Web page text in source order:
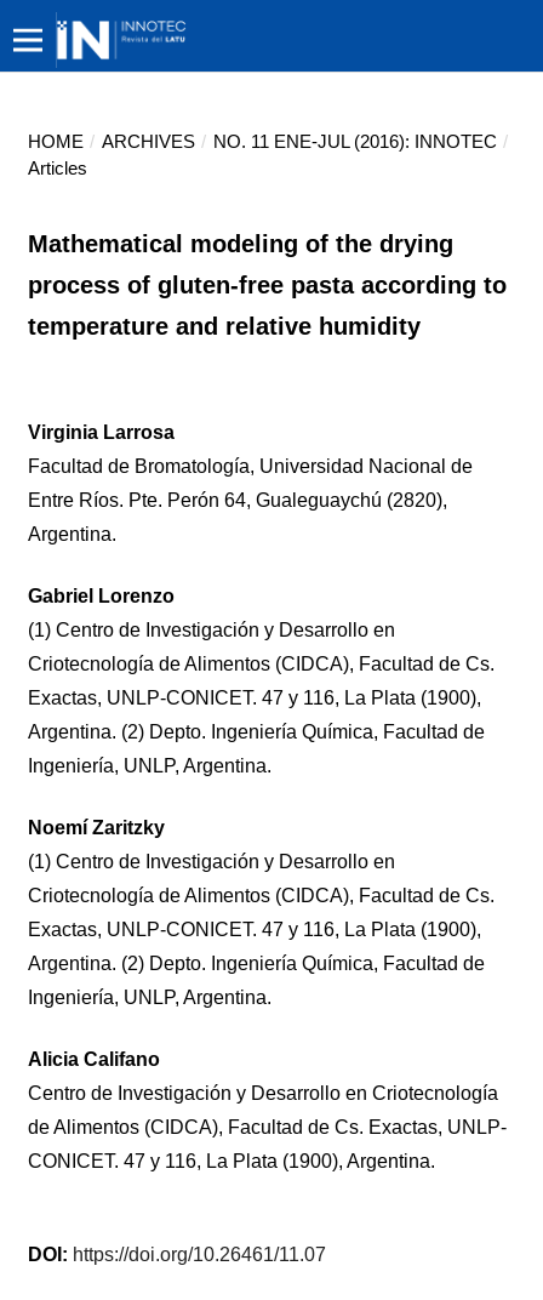
HOME / ARCHIVES / NO. 11 ENE-JUL (2016): INNOTEC /
Articles
Mathematical modeling of the drying
process of gluten-free pasta according to
temperature and relative humidity
Virginia Larrosa
Facultad de Bromatología, Universidad Nacional de
Entre Ríos. Pte. Perón 64, Gualeguaychú (2820),
Argentina.
Gabriel Lorenzo
(1) Centro de Investigación y Desarrollo en
Criotecnología de Alimentos (CIDCA), Facultad de Cs.
Exactas, UNLP-CONICET. 47 y 116, La Plata (1900),
Argentina. (2) Depto. Ingeniería Química, Facultad de
Ingeniería, UNLP, Argentina.
Noemí Zaritzky
(1) Centro de Investigación y Desarrollo en
Criotecnología de Alimentos (CIDCA), Facultad de Cs.
Exactas, UNLP-CONICET. 47 y 116, La Plata (1900),
Argentina. (2) Depto. Ingeniería Química, Facultad de
Ingeniería, UNLP, Argentina.
Alicia Califano
Centro de Investigación y Desarrollo en Criotecnología
de Alimentos (CIDCA), Facultad de Cs. Exactas, UNLP-
CONICET. 47 y 116, La Plata (1900), Argentina.
DOI: https://doi.org/10.26461/11.07